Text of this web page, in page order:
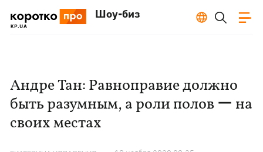
Шоу-биз
Андре Тан: Равноправие должно
быть разумным, а роли полов ー на
своих местах